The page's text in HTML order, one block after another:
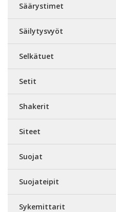
Säärystimet
Säilytysvyöt
Selkätuet
Setit
Shakerit
Siteet
Suojat
Suojateipit
Sykemittarit